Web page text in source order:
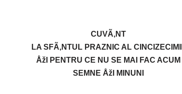
CUVÃ‚NT
LA SFÃ‚NTUL PRAZNIC AL
ÅžI PENTRU CE NU SE MAI FAC ACUM
SEMNE ÅžI MINUNI